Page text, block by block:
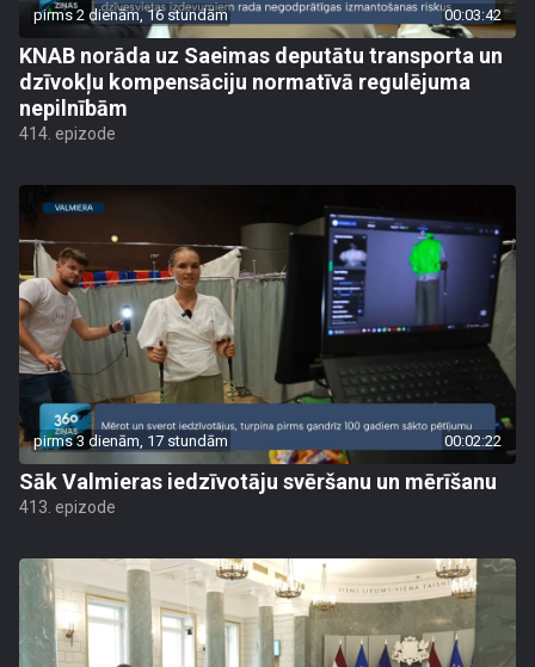
pirms 2 dienām, 16 stundām 00:03:42
KNAB norāda uz Saeimas deputātu transporta un
dzīvokļu kompensāciju normatīvā regulējuma
nepilnībām
414. epizode
pirms 3 dienām, 17 stundām 00:02:22
Sāk Valmieras iedzīvotāju svēršanu un mērīšanu
413. epizode